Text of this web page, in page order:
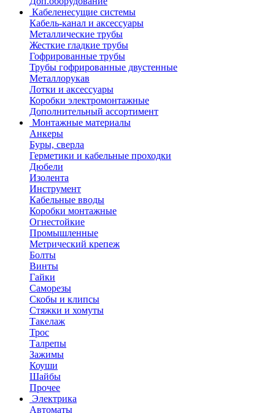
Кабеленесущие системы
Кабель-канал и аксессуары
Металлические трубы
Жесткие гладкие трубы
Гофрированные трубы
Трубы гофрированные двустенные
Металлорукав
Лотки и аксессуары
Коробки электромонтажные
Дополнительный ассортимент
Монтажные материалы
Анкеры
Буры, сверла
Герметики и кабельные проходки
Дюбели
Изолента
Инструмент
Кабельные вводы
Коробки монтажные
Огнестойкие
Промышленные
Метрический крепеж
Болты
Винты
Гайки
Саморезы
Скобы и клипсы
Стяжки и хомуты
Такелаж
Трос
Талрепы
Зажимы
Коуши
Шайбы
Прочее
Электрика
Автоматы